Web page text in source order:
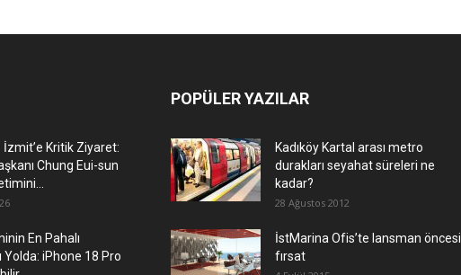
Kritik Ziyaret:
Chung Eui-sun
En Pahalı
Yolda: iPhone 18 Pro
POPÜLER YAZILAR
Kadıköy Kartal arası metro
durakları seyahat süreleri ne
kadar?
28 Ağustos 2012
İstMarina Ofis’te lansman öncesi
fırsat